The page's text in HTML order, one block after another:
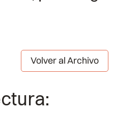
Volver al Archivo